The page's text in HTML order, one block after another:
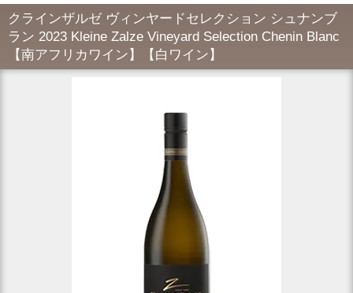
クラインザルゼ ヴィンヤードセレクション シュナンブ
ラン 2023 Kleine Zalze Vineyard Selection Chenin Blanc
【南アフリカワイン】【白ワイン】